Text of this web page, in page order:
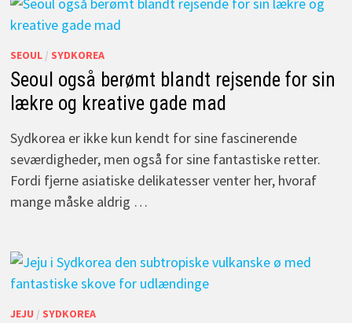
SEOUL/ SYDKOREA
Seoul også berømt blandt rejsende for sin
lækre og kreative gade mad
Sydkorea er ikke kun kendt for sine fascinerende
seværdigheder, men også for sine fantastiske retter.
Fordi fjerne asiatiske delikatesser venter her, hvoraf
mange måske aldrig …
JEJU / SYDKOREA